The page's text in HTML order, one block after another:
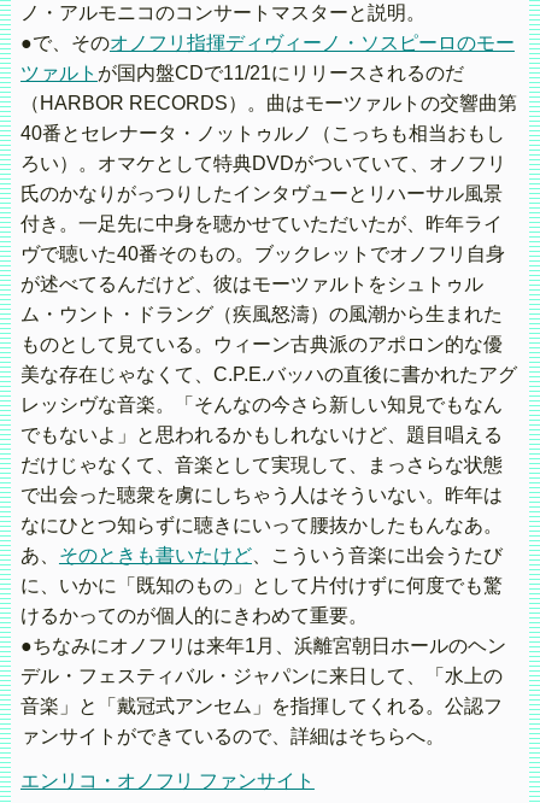
ノ・アルモニコのコンサートマスターと説明。
●で、そのオノフリ指揮ディヴィーノ・ソスピーロのモー
ツァルト が国内盤CDで11/21にリリースされるのだ
（HARBOR RECORDS）。曲はモーツァルトの交響曲第
40番とセレナータ・ノットゥルノ（こっちも相当おもし
ろい）。オマケとして特典DVDがついていて、オノフリ
氏のかなりがっつりしたインタヴューとリハーサル風景
付き。一足先に中身を聴かせていただいたが、昨年ライ
ヴで聴いた40番そのもの。ブックレットでオノフリ自身
が述べてるんだけど、彼はモーツァルトをシュトゥル
ム・ウント・ドラング（疾風怒濤）の風潮から生まれた
ものとして見ている。ウィーン古典派のアポロン的な優
美な存在じゃなくて、C.P.E.バッハの直後に書かれたアグ
レッシヴな音楽。「そんなの今さら新しい知見でもなん
でもないよ」と思われるかもしれないけど、題目唱える
だけじゃなくて、音楽として実現して、まっさらな状態
で出会った聴衆を虜にしちゃう人はそういない。昨年は
なにひとつ知らずに聴きにいって腰抜かしたもんなあ。
あ、 そのときも書いたけど、こういう音楽に出会うたび
に、いかに「既知のもの」として片付けずに何度でも驚
けるかってのが個人的にきわめて重要。
●ちなみにオノフリは来年1月、浜離宮朝日ホールのヘン
デル・フェスティバル・ジャパンに来日して、「水上の
音楽」と「戴冠式アンセム」を指揮してくれる。公認フ
ァンサイトができているので、詳細はそちらへ。
エンリコ・オノフリ ファンサイト